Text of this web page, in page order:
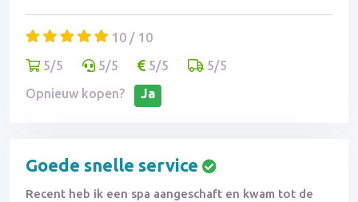
10 / 10
5/5
5/5 5/5
5/5
Opnieuw kopen?
Ja
Goede snelle service
Recent heb ik een spa aangeschaft en kwam tot de